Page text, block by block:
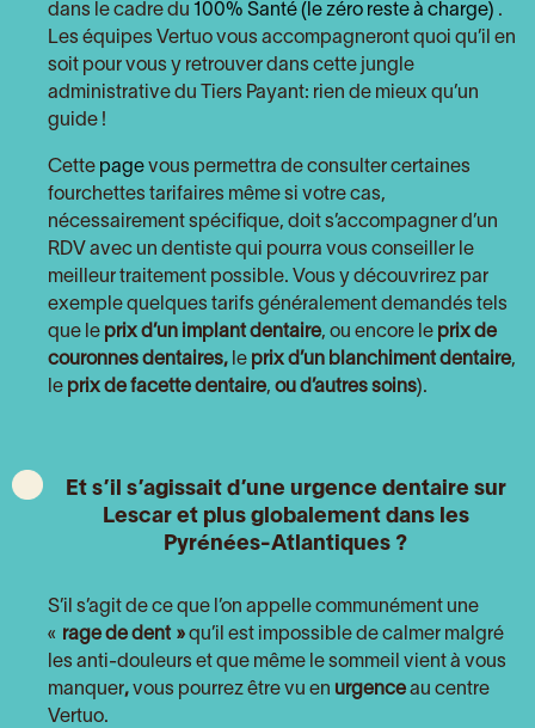
dans le cadre du 100% Santé (le zéro reste à charge) .
Les équipes Vertuo vous accompagneront quoi qu’il en
soit pour vous y retrouver dans cette jungle
administrative du Tiers Payant: rien de mieux qu’un
guide !
Cette page vous permettra de consulter certaines
fourchettes tarifaires même si votre cas,
nécessairement spécifique, doit s’accompagner d’un
RDV avec un dentiste qui pourra vous conseiller le
meilleur traitement possible. Vous y découvrirez par
exemple quelques tarifs généralement demandés tels
que le prix d’un implant dentaire, ou encore le prix de
couronnes dentaires, le prix d’un blanchiment dentaire,
le prix de facette dentaire, ou d’autres soins).
Et s’il s’agissait d’une urgence dentaire sur
Lescar et plus globalement dans les
Pyrénées-Atlantiques ?
S’il s’agit de ce que l’on appelle communément une
«
rage de dent » qu’il est impossible de calmer malgré
les anti-douleurs et que même le sommeil vient à vous
manquer, vous pourrez être vu en urgence au centre
Vertuo.